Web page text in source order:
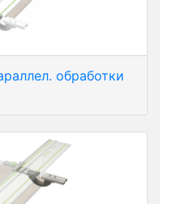
обработки